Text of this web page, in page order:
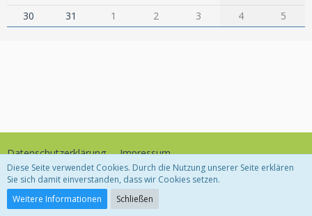
30
31 1 2 3 4 5
Datenschutzerklärung Impressum
Community-Software:
Diese Seite verwendet Cookies. Durch die Nutzung unserer Seite erklären
Sie sich damit einverstanden, dass wir Cookies setzen.
Weitere Informationen
Schließen